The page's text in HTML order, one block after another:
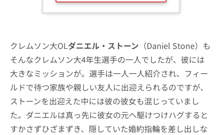
クレムソン大OLダニエル・ストーン （Daniel Stone）も
そんなクレムソン大4年生選手の一人でしたが、彼には
大きなミッションが。選手は一人一人紹介され、フィー
ルドで待つ家族や親しい友人に出迎えられるのですが、
ストーンを出迎えた中には彼の彼女も混じっていまし
た。ダニエルは真っ先に彼女の元へ駆けつけハグすると
すかさずひざまずき、隠していた婚約指輪を差し出しな